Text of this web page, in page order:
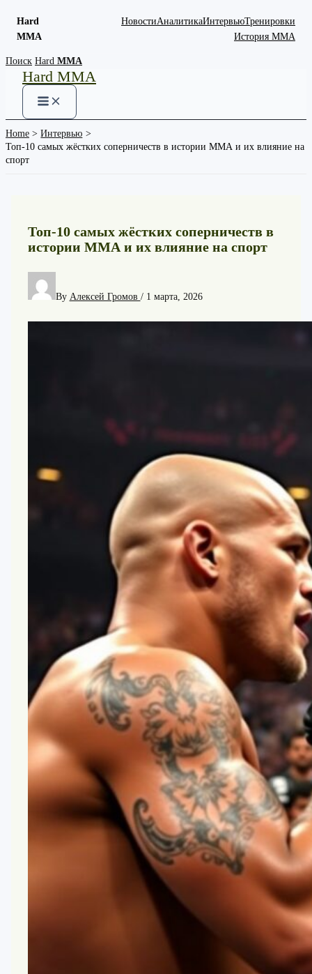
Hard
MMA
НовостиАналитикаИнтервьюТренировки
История ММА
Skip
content
Поиск Hard MMA
Hard MMA
Home
Интервью
Топ-10 самых жёстких соперничеств в истории ММА и их влияние на
спорт
Топ-10 самых жёстких соперничеств в
истории ММА и их влияние на спорт
By Алексей Громов / 1 марта, 2026